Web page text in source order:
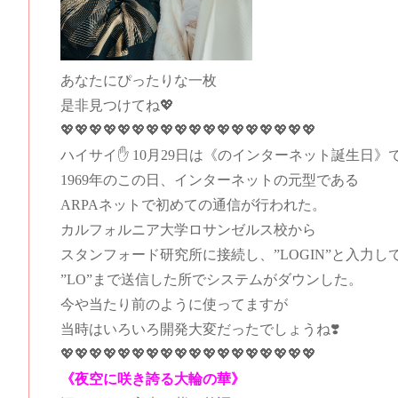
あなたにぴったりな一枚
是非見つけてね💖
💖💖💖💖💖💖💖💖💖💖💖💖💖💖💖💖💖💖
ハイサイ✋ 10月29日は《のインターネット誕生日》
1969年のこの日、インターネットの元型である
ARPAネットで初めての通信が行われた。
カルフォルニア大学ロサンゼルス校から
スタンフォード研究所に接続し、”LOGIN”と入力し
”LO”まで送信した所でシステムがダウンした。
今や当たり前のように使ってますが
当時はいろいろ開発大変だったでしょうね❣️
💖💖💖💖💖💖💖💖💖💖💖💖💖💖💖💖💖💖
《夜空に咲き誇る大輪の華》